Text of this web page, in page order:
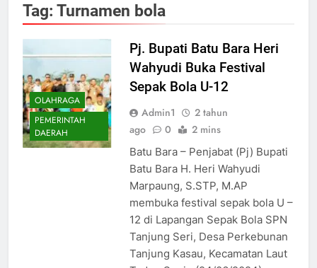
Tag: Turnamen bola
OLAHRAGA
PEMERINTAH
DAERAH
Pj. Bupati Batu Bara Heri
Wahyudi Buka Festival
Sepak Bola U-12
Admin1
2 tahun
ago
0 2 mins
Batu Bara – Penjabat (Pj) Bupati
Batu Bara H. Heri Wahyudi
Marpaung, S.STP, M.AP
membuka festival sepak bola U –
12 di Lapangan Sepak Bola SPN
Tanjung Seri, Desa Perkebunan
Tanjung Kasau, Kecamatan Laut